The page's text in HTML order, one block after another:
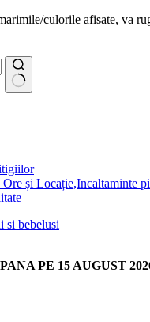
culorile afisate, va
și Locație,Incaltaminte
PE 15 AUGUST